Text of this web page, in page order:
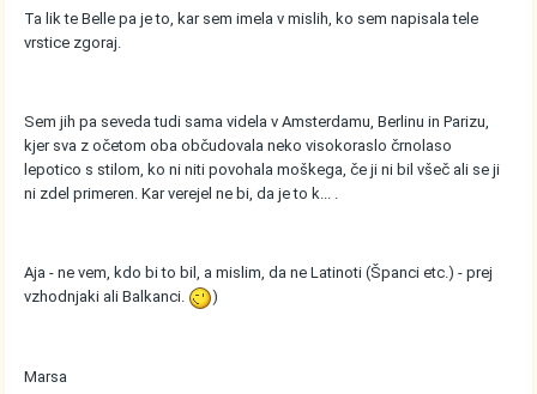
Ta lik te Belle pa je to, kar sem imela v mislih, ko sem napisala tele
vrstice zgoraj.
Sem jih pa seveda tudi sama videla v Amsterdamu, Berlinu in Parizu,
kjer sva z očetom oba občudovala neko visokoraslo črnolaso
lepotico s stilom, ko ni niti povohala moškega, če ji ni bil všeč ali se ji
ni zdel primeren. Kar verejel ne bi, da je to k... .
Aja - ne vem, kdo bi to bil, a mislim, da ne Latinoti (Španci etc.) - prej
vzhodnjaki ali Balkanci.
)
Marsa